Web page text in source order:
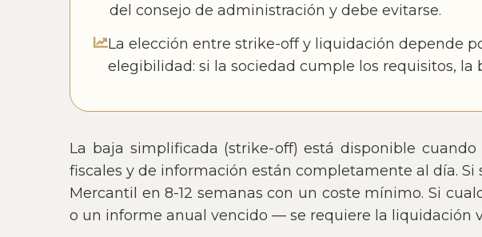
del consejo de administración y debe evitarse.
La elección entre strike-off y liquidación depende
elegibilidad: si la sociedad cumple los requisitos,
La baja simplificada (strike-off) está disponible
fiscales y de información están completamente al día.
Mercantil en 8-12 semanas con un coste mínimo. Si
o un informe anual vencido — se requiere la liquidación